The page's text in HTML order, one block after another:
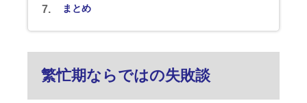
まとめ
繁忙期ならではの失敗談